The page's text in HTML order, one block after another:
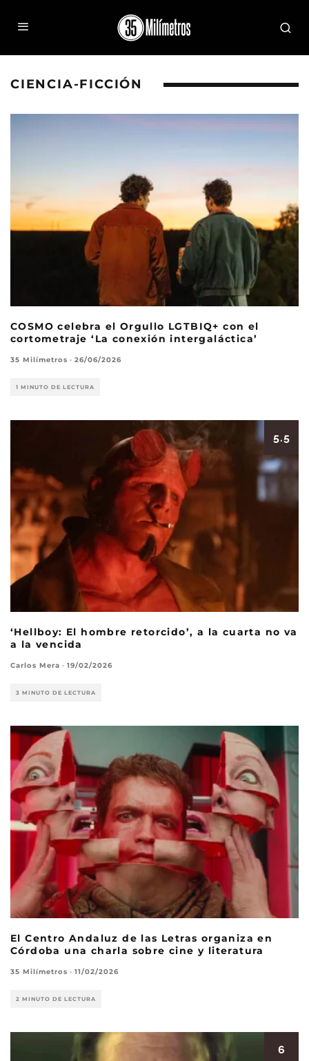
CIENCIA-FICCIÓN
COSMO celebra el Orgullo LGTBIQ+ con el
cortometraje ‘La conexión intergaláctica’
35 Milímetros · 26/06/2026
1 MINUTO DE LECTURA
5.5
‘Hellboy: El hombre retorcido’, a la cuarta no va
a la vencida
Carlos Mera · 19/02/2026
3 MINUTO DE LECTURA
El Centro Andaluz de las Letras organiza en
Córdoba una charla sobre cine y literatura
35 Milímetros · 11/02/2026
2 MINUTO DE LECTURA
6